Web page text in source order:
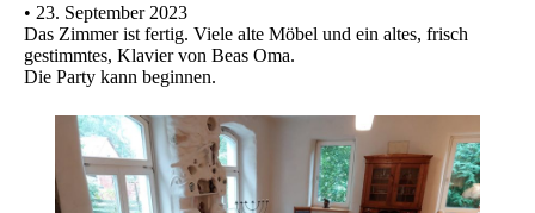
• 23. September 2023
Das Zimmer ist fertig. Viele alte Möbel und ein altes, frisch
gestimmtes, Klavier von Beas Oma.
Die Party kann beginnen.